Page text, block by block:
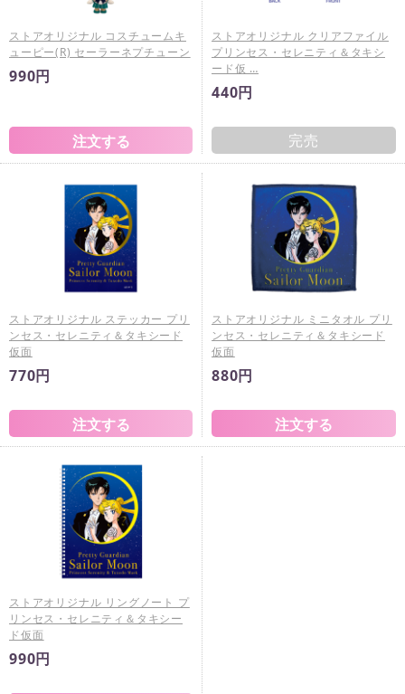
ストアオリジナル コスチュームキ
ューピー(R) セーラーネプチューン
990円
ストアオリジナル クリアファイル
プリンセス・セレニティ＆タキシ
ード仮 …
440円
完売
ストアオリジナル ステッカー プリ
ンセス・セレニティ＆タキシード
仮面
770円
ストアオリジナル ミニタオル プリ
ンセス・セレニティ＆タキシード
仮面
880円
ストアオリジナル リングノート プ
リンセス・セレニティ＆タキシー
ド仮面
990円